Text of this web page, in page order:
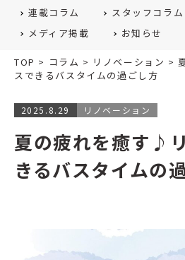
連載コラム
スタッフコラム
メディア掲載
お知らせ
TOP > コラム > リノベーション >
スできるバスタイムの過ごし方
2025.8.29 リノベーション
夏の疲れを癒す♪
きるバスタイムの